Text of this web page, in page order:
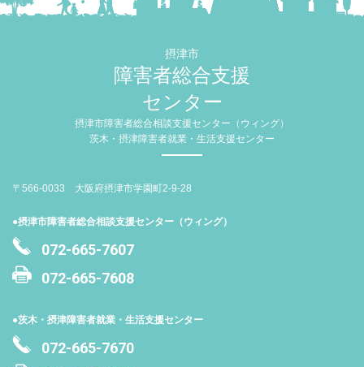
摂津市
障害者総合支援
センター
摂津市障害者総合相談支援センター（ウィング）
茨木・摂津障害者就業・生活支援センター
〒566-0033 大阪府摂津市学園町2-9-28
●摂津市障害者総合相談支援センター（ウィング）
072-665-7607
072-665-7608
●茨木・摂津障害者就業・生活支援センター
072-665-7670